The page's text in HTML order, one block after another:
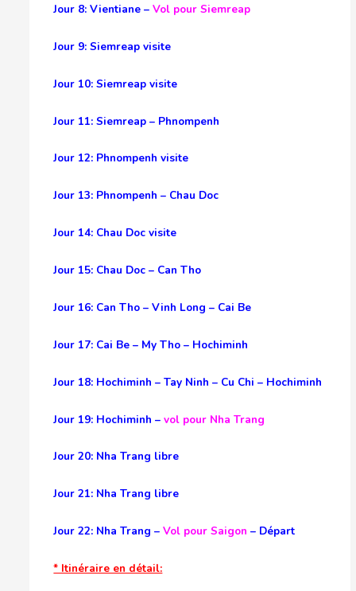
Jour 8: Vientiane –Vol pour Siemreap
Jour 9: Siemreap visite
Jour 10: Siemreap visite
Jour 11: Siemreap – Phnompenh
Jour 12: Phnompenh visite
Jour 13: Phnompenh – Chau Doc
Jour 14: Chau Doc visite
Jour 15: Chau Doc – Can Tho
Jour 16: Can Tho – Vinh Long – Cai Be
Jour 17: Cai Be – My Tho – Hochiminh
Jour 18: Hochiminh – Tay Ninh – Cu Chi – Hochiminh
Jour 19: Hochiminh –vol pour Nha Trang
Jour 20: Nha Trang libre
Jour 21: Nha Trang libre
Jour 22: Nha Trang –Vol pour Saigon – Départ
* Itinéraire en détail: